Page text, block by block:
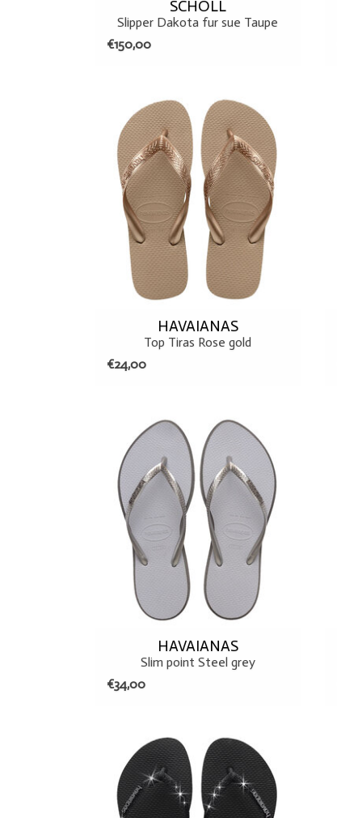
SCHOLL
Slipper Dakota fur sue Taupe
€150,00
TOEVOEGEN AAN WINKELWAGEN
HAVAIANAS
Top Tiras Rose gold
€24,00
35/36 39/40
TOEVOEGEN AAN WINKELWAGEN
HAVAIANAS
Slim point Steel grey
€34,00
35/36 41/42
TOEVOEGEN AAN WINKELWAGEN